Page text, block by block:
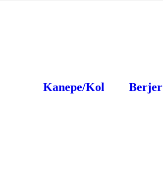
Kanepe/Koltuk Berjer